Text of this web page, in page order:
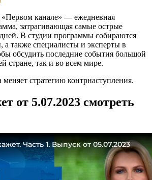
канале» — ежедневная
затрагивающая самые острые
В студии программы собираются
также специалисты и эксперты в
обсудить последние события большой
стране, так и во всем мире.
меняет стратегию контрнаступления.
от 5.07.2023 смотреть